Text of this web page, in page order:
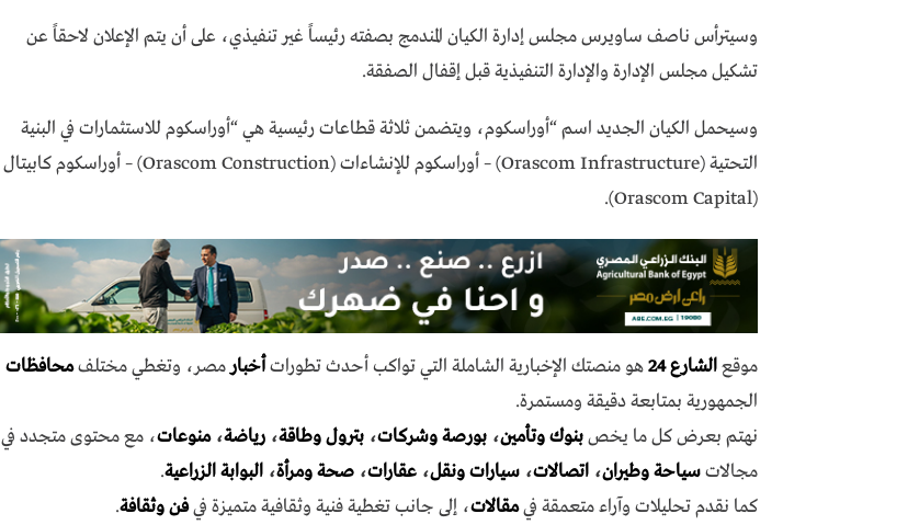
وسيترأس ناصف ساويرس مجلس إدارة الكيان المندمج بصفته رئيساً غير تنفيذي، على أن يتم الإعلان لاحقاً عن
تشكيل مجلس الإدارة والإدارة التنفيذية قبل إقفال الصفقة.
وسيحمل الكيان الجديد اسم “أوراسكوم، ويتضمن ثلاثة قطاعات رئيسية هي “أوراسكوم للاستثمارات في البنية
التحتية (Orascom Infrastructure) – أوراسكوم للإنشاءات (Orascom Construction) – أوراسكوم كابيتال
(Orascom Capital).
موقعالشارع 24 هو منصتك الإخبارية الشاملة التي تواكب أحدث تطوراتأخبار مصر، وتغطي مختلفمحافظات
الجمهورية بمتابعة دقيقة ومستمرة.
نهتم بعرض كل ما يخصبنوك وتأمين، بورصة وشركات، بترول وطاقة، رياضة،منوعات، مع محتوى متجدد في
مجالاتسياحة وطيران، اتصالات، سيارات ونقل، عقارات، صحة ومرأة، البوابة الزراعية.
كما نقدم تحليلات وآراء متعمقة فيمقالات، إلى جانب تغطية فنية وثقافية متميزة فيفن وثقافة.